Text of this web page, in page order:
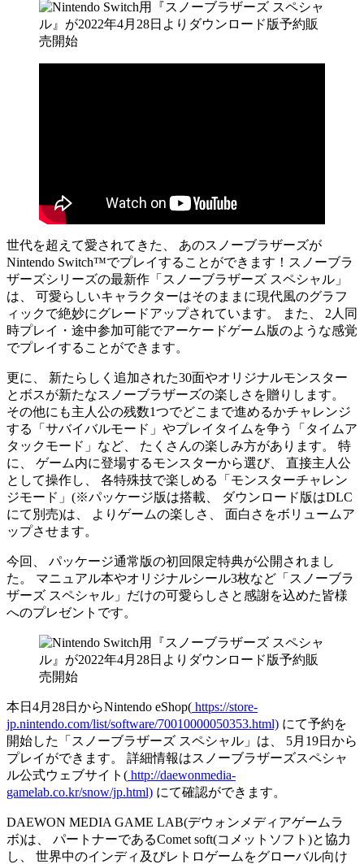
世代を超えて愛されてきた、 あのスノーブラザーズが
Nintendo Switch™でプレイすることができます！スノーブラ
ザーズシリーズの最新作「スノーブラザーズ スペシャル」
は、 可愛らしいキャラクターはそのままに現代風のグラフ
ィックで絶妙にグレードアップされています。 また、 2人同
時プレイ・途中参加可能でアーケードゲーム版のような感覚
でプレイすることができます。
更に、 新たらしく追加された30面やオリジナルモンスター
とボスが新たなスノーブラザーズの楽しさを贈りします。
その他にも主人公の残数1つでどこまで進めるかチャレンジ
する「サバイバルモード」やプレイタイムを争う「タイムア
タックモード」など、 たくさんの楽しみ方があります。 特
に、 ゲーム内に登場するモンスターから選び、 直接主人公
として操作し、 各特殊技で楽しめる「モンスターチャレン
ジモード」(※パッケージ版は搭載、 ダウンロード版はDLC
にて別売)は、 よりゲームの楽しさ、 面白さをボリュームア
ップさせます。
今回、 パッケージ通常版の初回限定特典が公開されまし
た。 マニュアル本やオリジナルシール3枚など「スノーブラ
ザーズ スペシャル」だけの可愛らしさと感謝を込めた皆様
へのプレゼントです。
本日4月28日からNintendo eShop( https://store-
jp.nintendo.com/list/software/70010000050353.html) にて予約を
開始した「スノーブラザーズ スペシャル」は、 5月19日から
プレイができます。 詳細情報はスノーブラザーズスペシャ
ル公式ウェブサイト( http://daewonmedia-
gamelab.co.kr/snow/jp.html) にて確認ができます。
DAEWON MEDIA GAME LAB(デウォンメディアゲームラ
ボ)は、 パートナーであるComet soft(コメットソフト)と協力
し、 世界中のインディ及びレトロゲームをグローバル向け